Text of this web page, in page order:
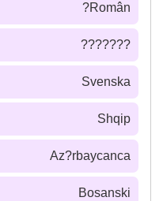
Român?
???????
Svenska
Shqip
Az?rbaycanca
Bosanski